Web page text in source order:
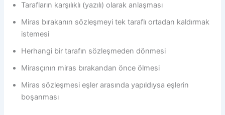
Tarafların karşılıklı (yazılı) olarak anlaşması
Miras bırakanın sözleşmeyi tek taraflı ortadan kaldırmak
istemesi
Herhangi bir tarafın sözleşmeden dönmesi
Mirasçının miras bırakandan önce ölmesi
Miras sözleşmesi eşler arasında yapıldıysa eşlerin
boşanması